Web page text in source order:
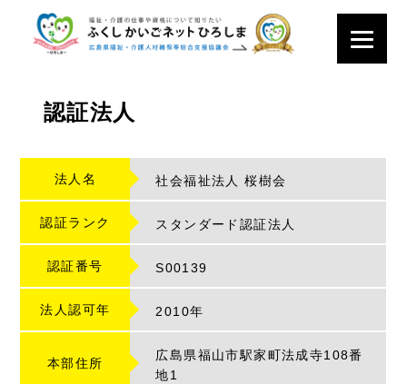
認証法人
法人名 社会福祉法人 桜樹会
認証ランク スタンダード認証法人
認証番号 S00139
法人認可年 2010年
本部住所
広島県福山市駅家町法成寺108番
地1